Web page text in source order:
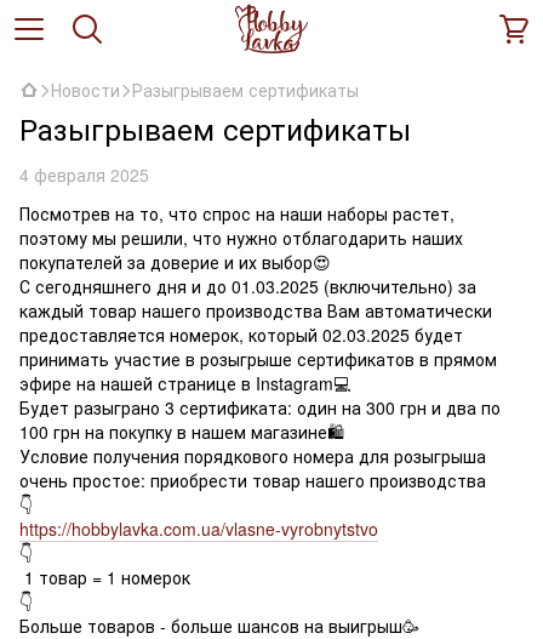
Новости Разыгрываем сертификаты
Разыгрываем сертификаты
4 февраля 2025
Посмотрев на то, что спрос на наши наборы растет,
поэтому мы решили, что нужно отблагодарить наших
покупателей за доверие и их выбор😍
С сегодняшнего дня и до 01.03.2025 (включительно) за
каждый товар нашего производства Вам автоматически
предоставляется номерок, который 02.03.2025 будет
принимать участие в розыгрыше сертификатов в прямом
эфире на нашей странице в Instagram💻
Будет разыграно 3 сертификата: один на 300 грн и два по
100 грн на покупку в нашем магазине🛍
Условие получения порядкового номера для розыгрыша
очень простое: приобрести товар нашего производства
👇
https://hobbylavka.com.ua/vlasne-vyrobnytstvo
👇
1 товар = 1 номерок
👇
Больше товаров - больше шансов на выигрыш🥳